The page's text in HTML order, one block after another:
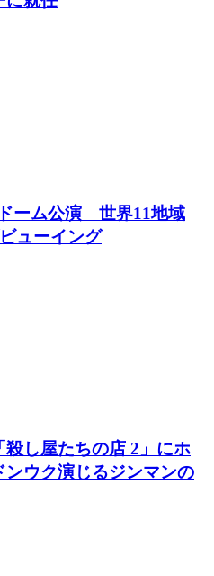
ーム公演 世界11地域
ューイング
し屋たちの店 2」にホ
ウク演じるジンマンの